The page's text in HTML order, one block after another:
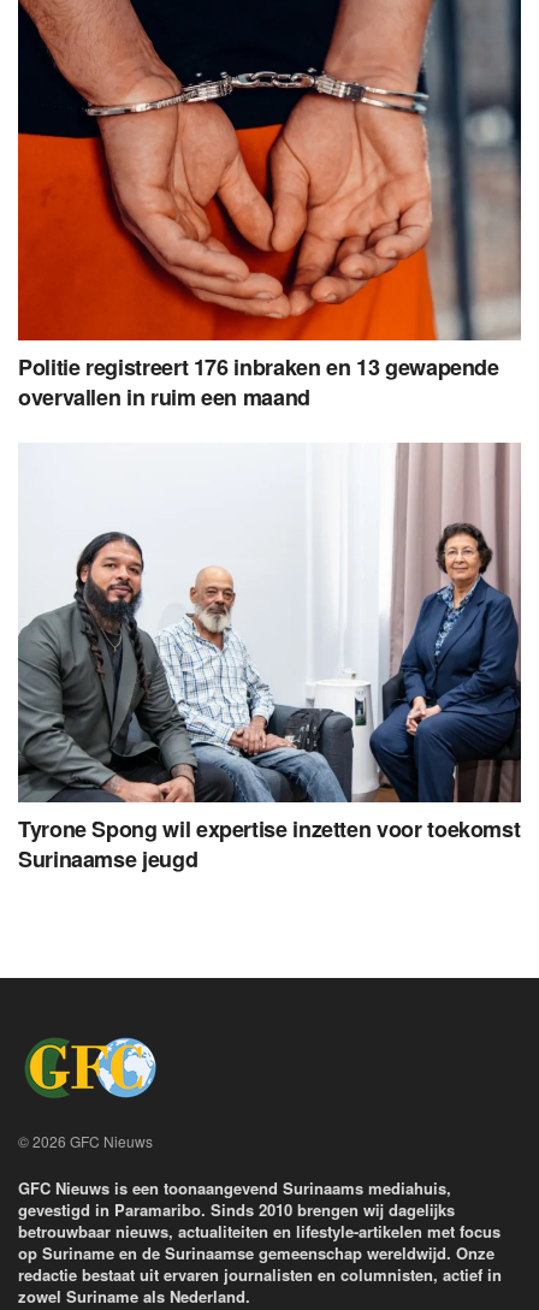
Politie registreert 176 inbraken en 13 gewapende
overvallen in ruim een maand
Tyrone Spong wil expertise inzetten voor toekomst
Surinaamse jeugd
© 2026 GFC Nieuws
GFC Nieuws is een toonaangevend Surinaams mediahuis,
gevestigd in Paramaribo. Sinds 2010 brengen wij dagelijks
betrouwbaar nieuws, actualiteiten en lifestyle-artikelen met focus
op Suriname en de Surinaamse gemeenschap wereldwijd. Onze
redactie bestaat uit ervaren journalisten en columnisten, actief in
zowel Suriname als Nederland.